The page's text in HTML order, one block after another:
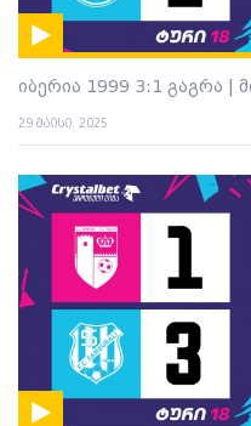
იბერია 1999 3:1 გაგრა |
29 მაისი. 2025